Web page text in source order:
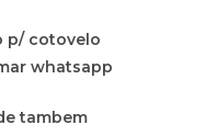
p/ cotovelo
whatsapp
tambem